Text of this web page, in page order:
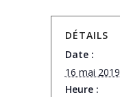
DÉTAILS
Date :
16 mai 2019
Heure :